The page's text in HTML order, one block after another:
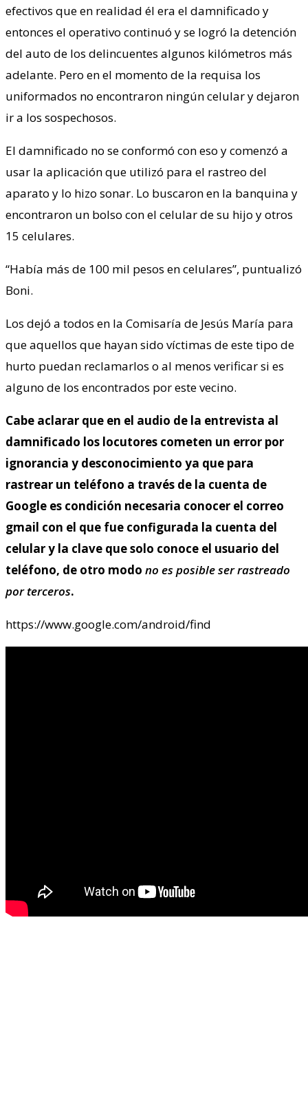
efectivos que en realidad él era el damnificado y
entonces el operativo continuó y se logró la detención
del auto de los delincuentes algunos kilómetros más
adelante. Pero en el momento de la requisa los
uniformados no encontraron ningún celular y dejaron
ir a los sospechosos.
El damnificado no se conformó con eso y comenzó a
usar la aplicación que utilizó para el rastreo del
aparato y lo hizo sonar. Lo buscaron en la banquina y
encontraron un bolso con el celular de su hijo y otros
15 celulares.
“Había más de 100 mil pesos en celulares”, puntualizó
Boni.
Los dejó a todos en la Comisaría de Jesús María para
que aquellos que hayan sido víctimas de este tipo de
hurto puedan reclamarlos o al menos verificar si es
alguno de los encontrados por este vecino.
Cabe aclarar que en el audio de la entrevista al
damnificado los locutores cometen un error por
ignorancia y desconocimiento ya que para
rastrear un teléfono a través de la cuenta de
Google es condición necesaria conocer el correo
gmail con el que fue configurada la cuenta del
celular y la clave que solo conoce el usuario del
teléfono, de otro modo no es posible ser rastreado
por terceros.
https://www.google.com/android/find